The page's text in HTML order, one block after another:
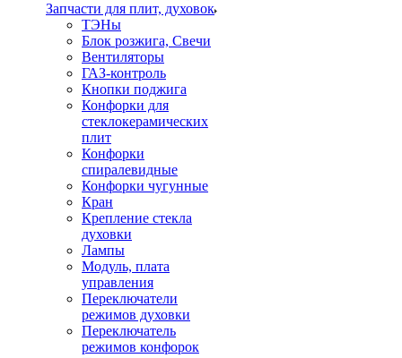
Запчасти для плит, духовок
ТЭНы
Блок розжига, Свечи
Вентиляторы
ГАЗ-контроль
Кнопки поджига
Конфорки для
стеклокерамических
плит
Конфорки
спиралевидные
Конфорки чугунные
Кран
Крепление стекла
духовки
Лампы
Модуль, плата
управления
Переключатели
режимов духовки
Переключатель
режимов конфорок